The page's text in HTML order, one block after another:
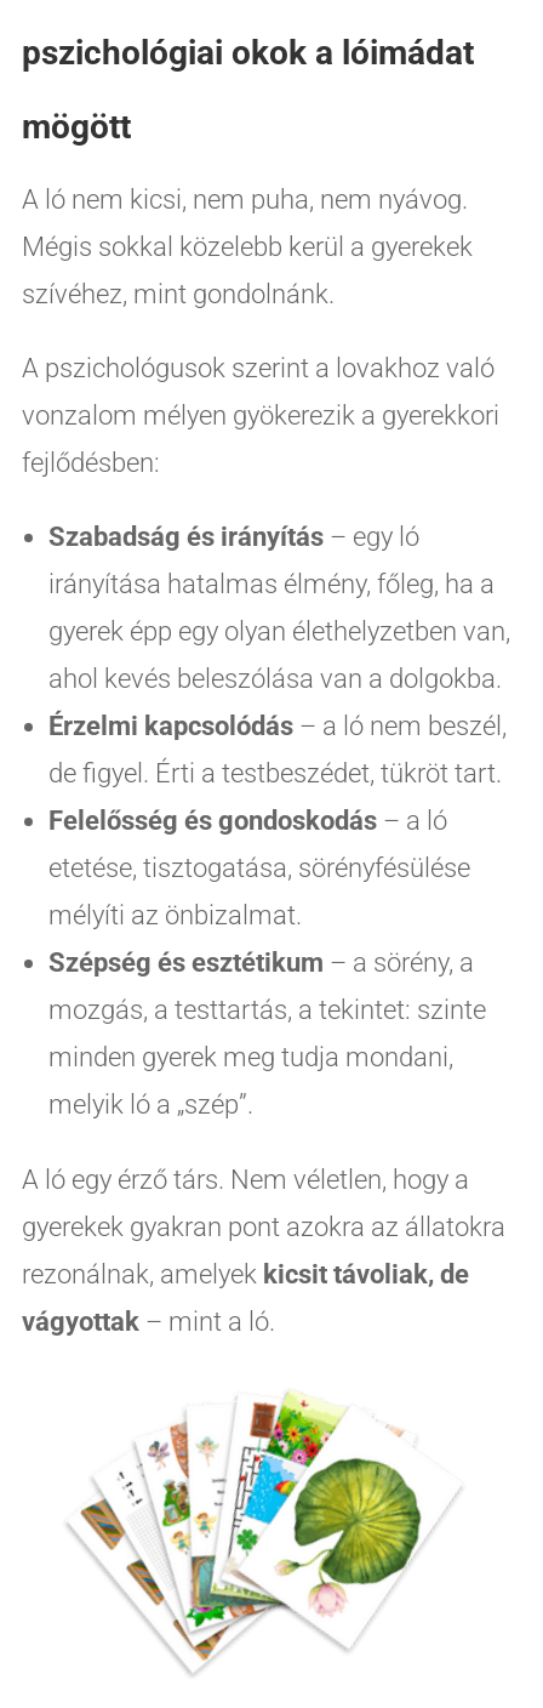
pszichológiai okok a lóimádat
mögött
A ló nem kicsi, nem puha, nem nyávog.
Mégis sokkal közelebb kerül a gyerekek
szívéhez, mint gondolnánk.
A pszichológusok szerint a lovakhoz való
vonzalom mélyen gyökerezik a gyerekkori
fejlődésben:
Szabadság és irányítás– egy ló
irányítása hatalmas élmény, főleg, ha a
gyerek épp egy olyan élethelyzetben van,
ahol kevés beleszólása van a dolgokba.
Érzelmi kapcsolódás– a ló nem beszél,
de figyel. Érti a testbeszédet, tükröt tart.
Felelősség és gondoskodás– a ló
etetése, tisztogatása, sörényfésülése
mélyíti az önbizalmat.
Szépség és esztétikum – a sörény, a
mozgás, a testtartás, a tekintet: szinte
minden gyerek meg tudja mondani,
melyik ló a „szép”.
A ló egy érző társ. Nem véletlen, hogy a
gyerekek gyakran pont azokra az állatokra
rezonálnak, amelyek kicsit távoliak, de
vágyottak– mint a ló.